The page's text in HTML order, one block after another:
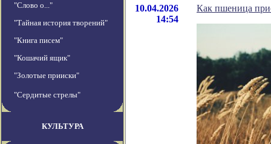
"Слово о..."
"Тайная история творений"
"Книга писем"
"Кошачий ящик"
"Золотые прииски"
"Сердитые стрелы"
КУЛЬТУРА
10.04.2026
14:54
Как пшеница